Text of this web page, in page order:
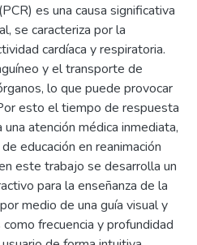
es una causa significativa
se caracteriza por la
cardíaca y respiratoria.
y el transporte de
lo que puede provocar
esto el tiempo de respuesta
atención médica inmediata,
educación en reanimación
este trabajo se desarrolla un
para la enseñanza de la
medio de una guía visual y
frecuencia y profundidad